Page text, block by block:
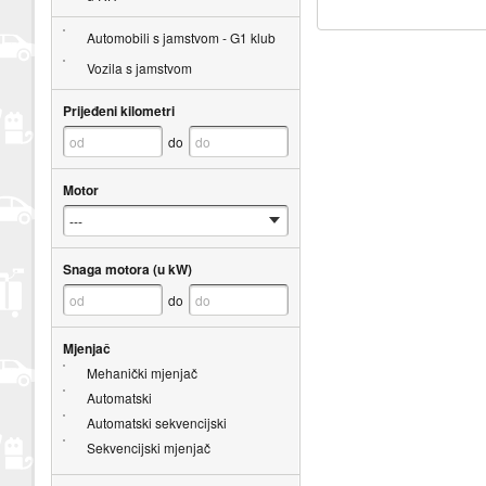
Automobili s jamstvom - G1 klub
Vozila s jamstvom
Prijeđeni kilometri
do
Motor
Snaga motora (u kW)
do
Mjenjač
Mehanički mjenjač
Automatski
Automatski sekvencijski
Sekvencijski mjenjač